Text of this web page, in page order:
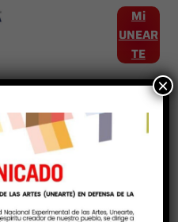
Mi
UNEAR
TE
×